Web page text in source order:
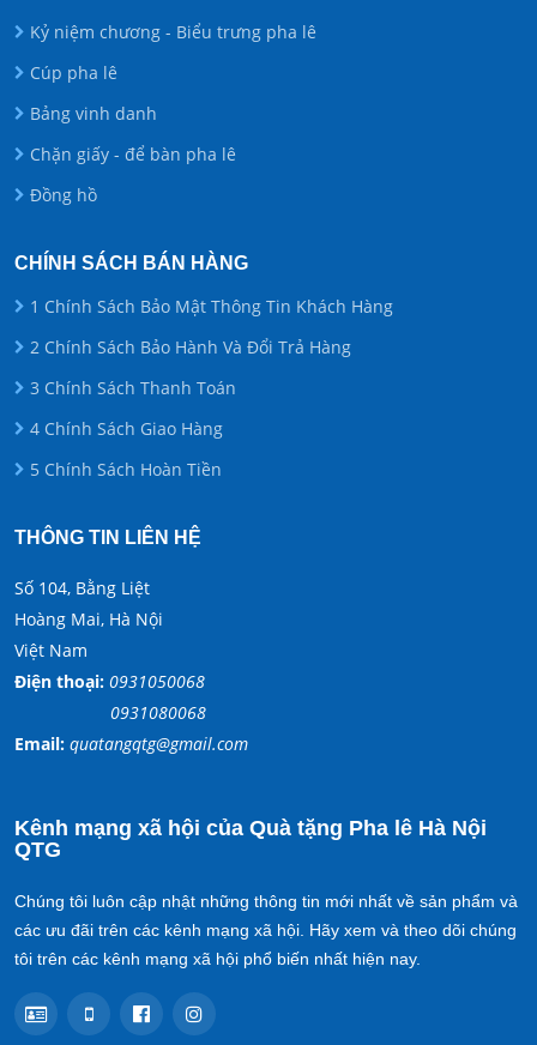
Kỷ niệm chương - Biểu trưng pha lê
Cúp pha lê
Bảng vinh danh
Chặn giấy - để bàn pha lê
Đồng hồ
CHÍNH SÁCH BÁN HÀNG
1 Chính Sách Bảo Mật Thông Tin Khách Hàng
2 Chính Sách Bảo Hành Và Đổi Trả Hàng
3 Chính Sách Thanh Toán
4 Chính Sách Giao Hàng
5 Chính Sách Hoàn Tiền
THÔNG TIN LIÊN HỆ
Số 104, Bằng Liệt
Hoàng Mai, Hà Nội
Việt Nam
Điện thoại: 0931050068
0931080068
Email: quatangqtg@gmail.com
Kênh mạng xã hội của Quà tặng Pha lê Hà Nội
QTG
Chúng tôi luôn cập nhật những thông tin mới nhất về sản phẩm và
các ưu đãi trên các kênh mạng xã hội. Hãy xem và theo dõi chúng
tôi trên các kênh mạng xã hội phổ biến nhất hiện nay.